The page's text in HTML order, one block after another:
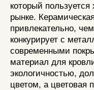
который
рынке.
привлекательно,
конкурирует с
современными
материал для
экологичностью,
цветом, а цветовая